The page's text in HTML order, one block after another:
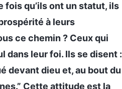
fois qu’ils ont un statut, ils
à leurs
ce chemin ? Ceux qui
dans leur foi. Ils se disent :
devant dieu et, au bout du
Cette attitude est la